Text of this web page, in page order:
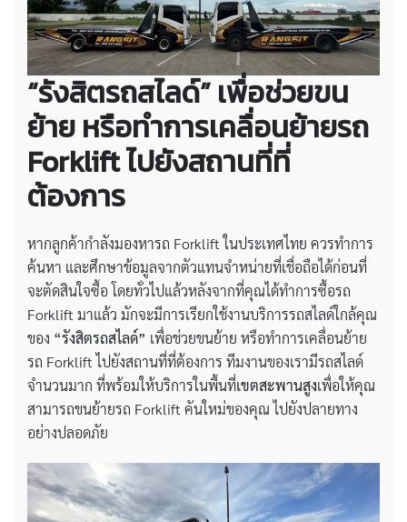
“รังสิตรถสไลด์” เพื่อช่วยขน
ย้าย หรือทำการเคลื่อนย้ายรถ
Forklift ไปยังสถานที่ที่
ต้องการ
หากลูกค้ากำลังมองหารถ Forklift ในประเทศไทย ควรทำการ
ค้นหา และศึกษาข้อมูลจากตัวแทนจำหน่ายที่เชื่อถือได้ก่อนที่
จะตัดสินใจซื้อ โดยทั่วไปแล้วหลังจากที่คุณได้ทำการซื้อรถ
Forklift มาแล้ว มักจะมีการเรียกใช้งานบริการรถสไลด์ใกล้คุณ
ของ “รังสิตรถสไลด์” เพื่อช่วยขนย้าย หรือทำการเคลื่อนย้าย
รถ Forklift ไปยังสถานที่ที่ต้องการ ทีมงานของเรามีรถสไลด์
จำนวนมาก ที่พร้อมให้บริการในพื้นที่เขตสะพานสูงเพื่อให้คุณ
สามารถขนย้ายรถ Forklift คันใหม่ของคุณ ไปยังปลายทาง
อย่างปลอดภัย